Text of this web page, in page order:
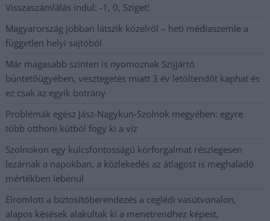
Visszaszámlálás indul: -1, 0, Sziget!
Magyarország jobban látszik közelről – heti médiaszemle a
független helyi sajtóból
Már magasabb szinten is nyomoznak Szijjártó
büntetőügyében, vesztegetés miatt 3 év letöltendőt kaphat és
ez csak az egyik botrány
Problémák egész Jász-Nagykun-Szolnok megyében: egyre
több otthoni kútból fogy ki a víz
Szolnokon egy kulcsfontosságú körforgalmat részlegesen
lezárnak a napokban, a közlekedés az átlagost is meghaladó
mértékben lebénul
Elromlott a biztosítóberendezés a ceglédi vasútvonalon,
alapos késések alakultak ki a menetrendhez képest,